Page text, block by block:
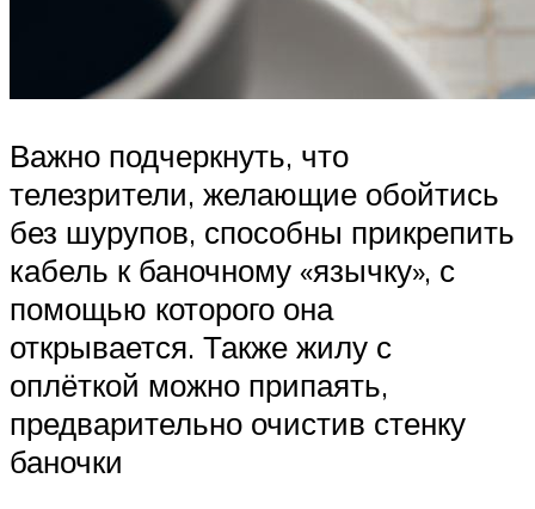
Важно подчеркнуть, что
телезрители, желающие обойтись
без шурупов, способны прикрепить
кабель к баночному «язычку», с
помощью которого она
открывается. Также жилу с
оплёткой можно припаять,
предварительно очистив стенку
баночки